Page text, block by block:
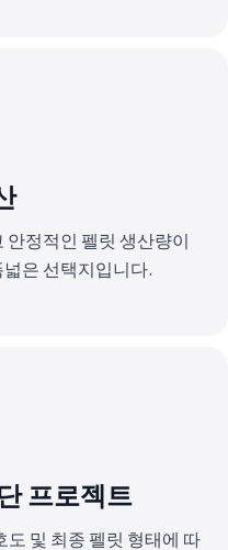
안정적인 펠릿 생산량이
은 선택지입니다.
프로젝트
및 최종 펠릿 형태에 따